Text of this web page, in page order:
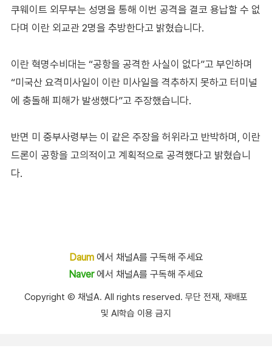
쿠웨이트 외무부는 성명을 통해 이번 공격을 결코 용납할 수 없
다며 이란 외교관 2명을 추방한다고 밝혔습니다.
이란 혁명수비대는 “공항을 공격한 사실이 없다”고 부인하며
“미국산 요격미사일이 이란 미사일을 격추하지 못하고 터미널
에 충돌해 피해가 발생했다”고 주장했습니다.
반면 미 중부사령부는 이 같은 주장을 허위라고 반박하며, 이란
드론이 공항을 고의적이고 계획적으로 공격했다고 밝혔습니
다.
Daum에서 채널A를 구독해 주세요
Naver에서 채널A를 구독해 주세요
Copyright Ⓒ 채널A. All rights reserved. 무단 전재, 재배포
및 AI학습 이용 금지